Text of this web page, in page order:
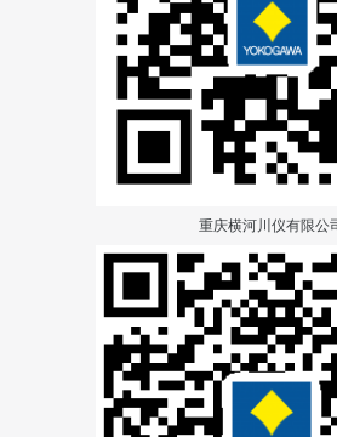
重庆横河川仪有限公